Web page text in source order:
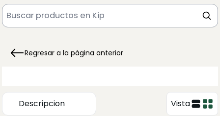
Regresar a la página anterior
Descripcion Vista